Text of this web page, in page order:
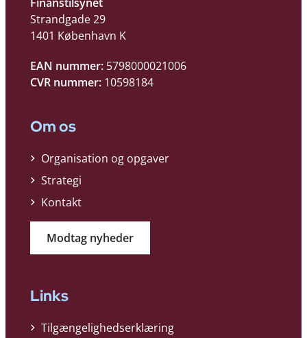
Strandgade 29
1401 København K
EAN nummer: 5798000021006
CVR nummer: 10598184
Om os
Organisation og opgaver
Strategi
Kontakt
Modtag nyheder
Links
Tilgængelighedserklæring